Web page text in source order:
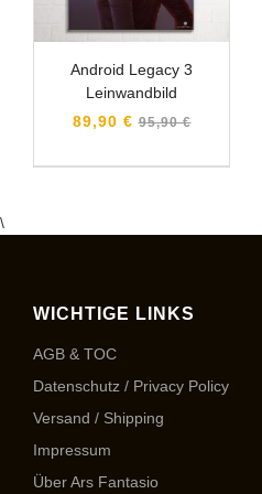
Android Legacy 3
Leinwandbild
89,90 € Normaler
95,90 €
\
WICHTIGE LINKS
AGB & TOC
Datenschutz / Privacy Policy
Versand / Shipping
Impressum
Über Ars Fantasio